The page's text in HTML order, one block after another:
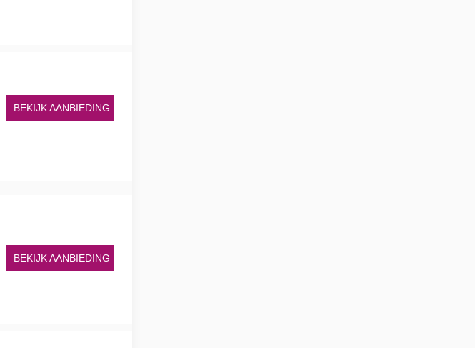
BEKIJK AANBIEDING
BEKIJK AANBIEDING